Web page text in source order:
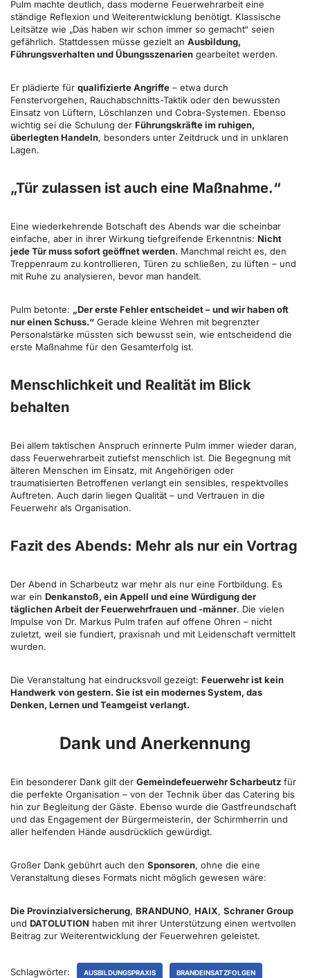
Pulm machte deutlich, dass moderne Feuerwehrarbeit eine
ständige Reflexion und Weiterentwicklung benötigt. Klassische
Leitsätze wie „Das haben wir schon immer so gemacht“ seien
gefährlich. Stattdessen müsse gezielt an Ausbildung,
Führungsverhalten und Übungsszenarien gearbeitet werden.
Er plädierte für qualifizierte Angriffe – etwa durch
Fenstervorgehen, Rauchabschnitts-Taktik oder den bewussten
Einsatz von Lüftern, Löschlanzen und Cobra-Systemen. Ebenso
wichtig sei die Schulung der Führungskräfte im ruhigen,
überlegten Handeln, besonders unter Zeitdruck und in unklaren
Lagen.
„Tür zulassen ist auch eine Maßnahme.“
Eine wiederkehrende Botschaft des Abends war die scheinbar
einfache, aber in ihrer Wirkung tiefgreifende Erkenntnis: Nicht
jede Tür muss sofort geöffnet werden. Manchmal reicht es, den
Treppenraum zu kontrollieren, Türen zu schließen, zu lüften – und
mit Ruhe zu analysieren, bevor man handelt.
Pulm betonte: „Der erste Fehler entscheidet – und wir haben oft
nur einen Schuss.“ Gerade kleine Wehren mit begrenzter
Personalstärke müssten sich bewusst sein, wie entscheidend die
erste Maßnahme für den Gesamterfolg ist.
Menschlichkeit und Realität im Blick
behalten
Bei allem taktischen Anspruch erinnerte Pulm immer wieder daran,
dass Feuerwehrarbeit zutiefst menschlich ist. Die Begegnung mit
älteren Menschen im Einsatz, mit Angehörigen oder
traumatisierten Betroffenen verlangt ein sensibles, respektvolles
Auftreten. Auch darin liegen Qualität – und Vertrauen in die
Feuerwehr als Organisation.
Fazit des Abends: Mehr als nur ein Vortrag
Der Abend in Scharbeutz war mehr als nur eine Fortbildung. Es
war ein Denkanstoß, ein Appell und eine Würdigung der
täglichen Arbeit der Feuerwehrfrauen und -männer. Die vielen
Impulse von Dr. Markus Pulm trafen auf offene Ohren – nicht
zuletzt, weil sie fundiert, praxisnah und mit Leidenschaft vermittelt
wurden.
Die Veranstaltung hat eindrucksvoll gezeigt: Feuerwehr ist kein
Handwerk von gestern. Sie ist ein modernes System, das
Denken, Lernen und Teamgeist verlangt.
Dank und Anerkennung
Ein besonderer Dank gilt der Gemeindefeuerwehr Scharbeutz für
die perfekte Organisation – von der Technik über das Catering bis
hin zur Begleitung der Gäste. Ebenso wurde die Gastfreundschaft
und das Engagement der Bürgermeisterin, der Schirmherrin und
aller helfenden Hände ausdrücklich gewürdigt.
Großer Dank gebührt auch den Sponsoren, ohne die eine
Veranstaltung dieses Formats nicht möglich gewesen wäre:
Die Provinzialversicherung, BRANDUNO, HAIX, Schraner Group
und DATOLUTION haben mit ihrer Unterstützung einen wertvollen
Beitrag zur Weiterentwicklung der Feuerwehren geleistet.
Schlagwörter: AUSBILDUNGSPRAXIS BRANDEINSATZFOLGEN